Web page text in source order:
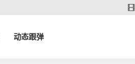
动态跟弹